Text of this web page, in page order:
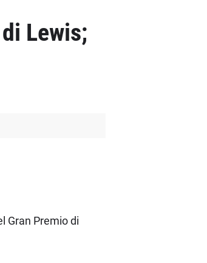
Lewis;
Gran Premio di